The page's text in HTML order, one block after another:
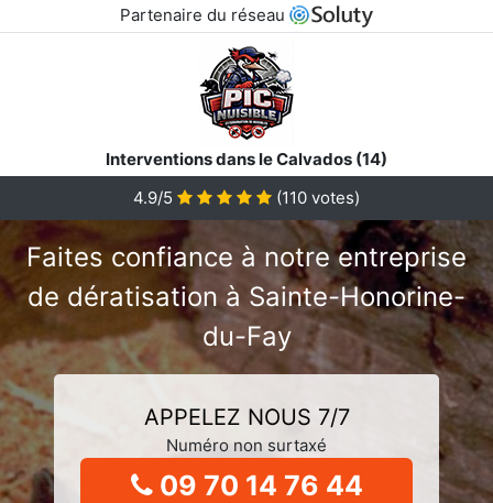
Partenaire du réseau
Interventions dans le Calvados (14)
4.9/5
(110 votes)
Faites confiance à notre entreprise
de dératisation à Sainte-Honorine-
du-Fay
APPELEZ NOUS 7/7
Numéro non surtaxé
09 70 14 76 44